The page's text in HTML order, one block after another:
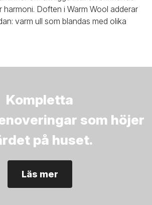
harmoni. Doften i Warm Wool adderar
varm ull som blandas med olika
Kompletta
som höjer
på huset.
Läs mer